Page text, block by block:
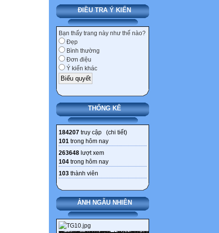
ĐIỀU TRA Ý KIẾN
Bạn thấy trang này như thế nào?
Đẹp
Bình thường
Đơn điệu
Ý kiến khác
THỐNG KÊ
184207 truy cập (chi tiết)
101 trong hôm nay
263648 lượt xem
104 trong hôm nay
103 thành viên
ẢNH NGẪU NHIÊN